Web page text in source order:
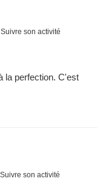
Suivre son activité
la perfection. C'est
Suivre son activité